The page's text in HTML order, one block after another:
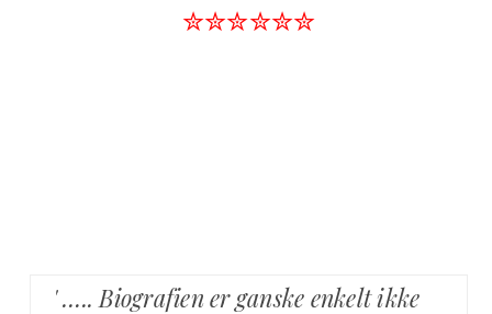
✮✮✮✮✮✮
' ….. Biografien er ganske enkelt ikke